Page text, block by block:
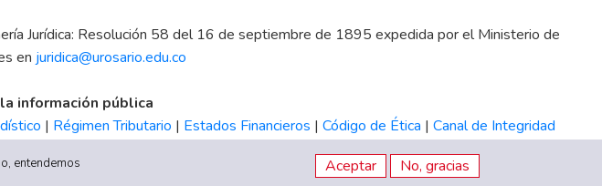
Jurídica: Resolución 58 del 16 de septiembre de 1895 expedida por el Ministerio de
en juridica@urosario.edu.co
información pública
| Régimen Tributario | Estados Financieros | Código de Ética | Canal de Integridad
entendemos
Aceptar No, gracias